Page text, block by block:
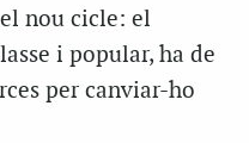
nou cicle: el
i popular, ha de
per canviar-ho